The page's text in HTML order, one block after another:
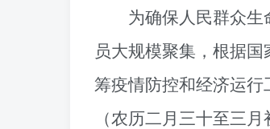
为确保人民群众
员大规模聚集，根据
筹疫情防控和经济运
（农历二月三十至三